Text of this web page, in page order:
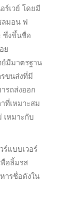
ร์เวย์ โดยมี
ลมอน ฟ
ซึ่งขึ้นชื่อ
ย
ย์มีมาตรฐาน
ขนส่งที่มี
รถส่งออก
ที่เหมาะสม
เหมาะกับ
แบบเวอร์
พื่อลิ้มรส
ารชื่อดังใน